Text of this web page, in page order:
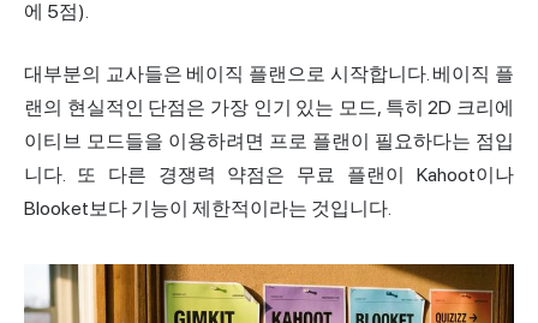
에 5점).
대부분의 교사들은 베이직 플랜으로 시작합니다. 베이직 플
랜의 현실적인 단점은 가장 인기 있는 모드, 특히 2D 크리에
이티브 모드들을 이용하려면 프로 플랜이 필요하다는 점입
니다. 또 다른 경쟁력 약점은 무료 플랜이 Kahoot이나
Blooket보다 기능이 제한적이라는 것입니다.